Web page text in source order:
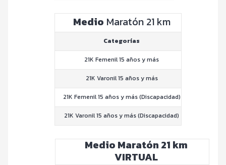
Medio Maratón 21 km
Categorías
21K Femenil 15 años y más
21K Varonil 15 años y más
21K Femenil 15 años y más (Discapacidad)
21K Varonil 15 años y más (Discapacidad)
Medio Maratón 21 km
VIRTUAL